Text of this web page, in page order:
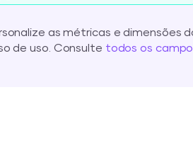
as métricas e dimensões
de uso. Consulte todos os